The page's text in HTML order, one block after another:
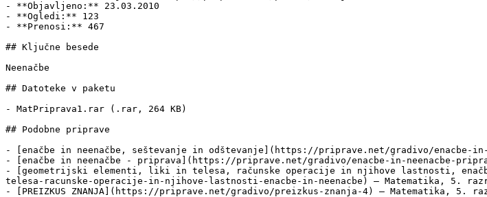
- **Objavljeno:** 23.03.2010
- **Ogledi:** 123
- **Prenosi:** 467
## Ključne besede
Neenačbe
## Datoteke v paketu
- MatPriprava1.rar (.rar, 264 KB)
## Podobne priprave
- [enačbe in neenačbe, seštevanje in odštevanje](https://priprave.net/gradivo/enacbe-
- [enačbe in neenačbe - priprava](https://priprave.net/gradivo/enacbe-in-neenacbe-
- [geometrijski elementi, liki in telesa, računske operacije in njihove lastnosti,
telesa-racunske-operacije-in-njihove-lastnosti-enacbe-in-neenacbe) — Matematika, 5.
- [PREIZKUS ZNANJA](https://priprave.net/gradivo/preizkus-znanja-4) — Matematika, 5.